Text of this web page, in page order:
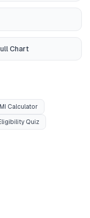
Chart
Calculator
Quiz